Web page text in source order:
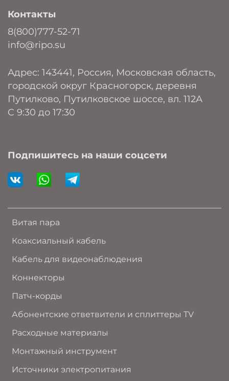
Витая пара
Коаксиальный кабель
Кабель для видеонаблюдения
Коннекторы
Патч-корды
Абонентские ответвители и сплиттеры TV
Расходные материалы
Монтажный инструмент
Источники электропитания
Контакты
8(800)777-52-71
info@ripo.su
Адрес: 143441, Россия, Московская область,
городской округ Красногорск, деревня
Путилково, Путилковское шоссе, вл. 112А
C 9:30 до 17:30
Подпишитесь на наши соцсети